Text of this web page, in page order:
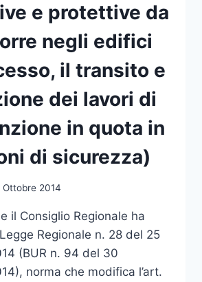
e protettive da
negli edifici
il transito e
dei lavori di
in quota in
di sicurezza)
Ottobre 2014
il Consiglio Regionale ha
Regionale n. 28 del 25
(BUR n. 94 del 30
norma che modifica l’art.